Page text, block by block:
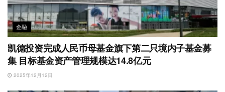
金融
凯德投资完成人民币母基金旗下第二只境内子基金募
集 目标基金资产管理规模达14.8亿元
2025年12月12日